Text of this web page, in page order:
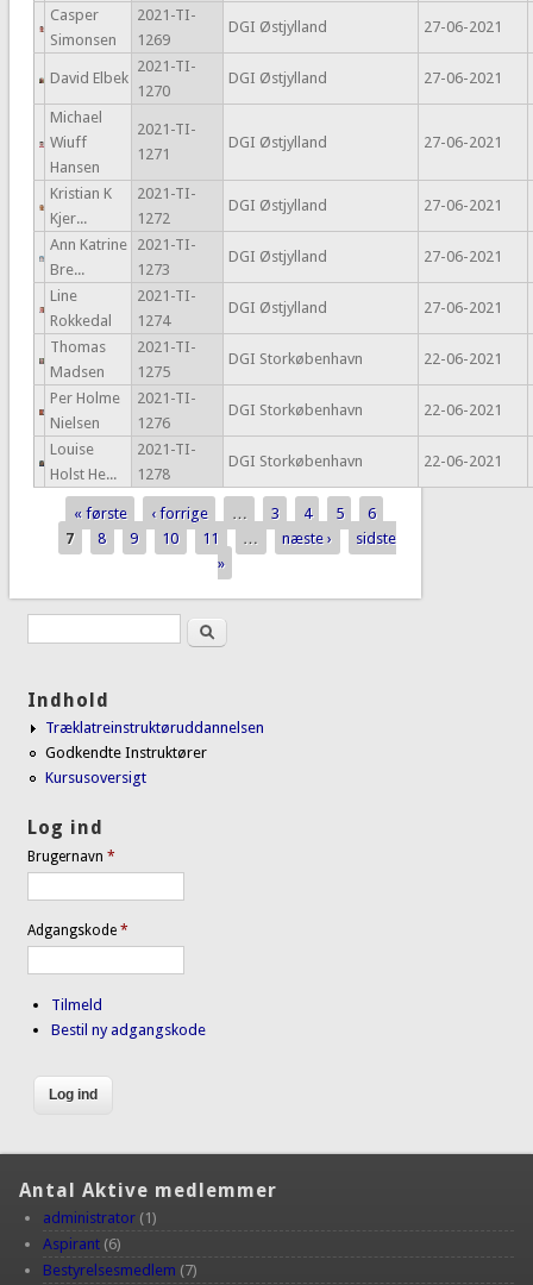
Casper
Simonsen
2021-TI-
1269
DGI Østjylland 27-06-2021
David Elbek
2021-TI-
1270
DGI Østjylland 27-06-2021
Michael
Wiuff
Hansen
2021-TI-
1271
DGI Østjylland 27-06-2021
Kristian K
Kjer...
2021-TI-
1272
DGI Østjylland 27-06-2021
Ann Katrine
Bre...
2021-TI-
1273
DGI Østjylland 27-06-2021
Line
Rokkedal
2021-TI-
1274
DGI Østjylland 27-06-2021
Thomas
Madsen
2021-TI-
1275
DGI Storkøbenhavn 22-06-2021
Per Holme
Nielsen
2021-TI-
1276
DGI Storkøbenhavn 22-06-2021
Louise
Holst He...
2021-TI-
1278
DGI Storkøbenhavn 22-06-2021
Sider
« første ‹ forrige … 3 4 5
6
7
8 9 10 11 … næste ›
sidste
»
Søgefelt Søg
Indhold
Træklatreinstruktøruddannelsen
Godkendte Instruktører
Kursusoversigt
Log ind
Brugernavn*
Adgangskode*
Tilmeld
Bestil ny adgangskode
Antal Aktive medlemmer
administrator(1)
Aspirant(6)
Bestyrelsesmedlem (7)